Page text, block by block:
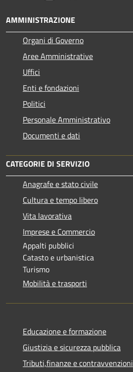
AMMINISTRAZIONE
Organi di Governo
Aree Amministrative
Uffici
Enti e fondazioni
Politici
Personale Amministrativo
Documenti e dati
CATEGORIE DI SERVIZIO
Anagrafe e stato civile
Cultura e tempo libero
Vita lavorativa
Imprese e Commercio
Appalti pubblici
Catasto e urbanistica
Turismo
Mobilità e trasporti
Educazione e formazione
Giustizia e sicurezza pubblica
Tributi,finanze e contravvenzioni